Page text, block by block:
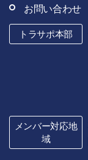
お問い合わせ
トラサポ本部
メンバー対応地
域